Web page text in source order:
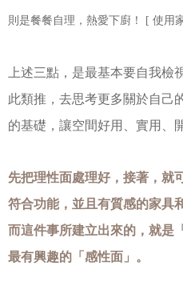
則是餐餐自理，熱愛下廚！ [ 使用
上述三點，是最基本要自我檢
此類推，去思考更多關於自己
的基礎，讓空間好用、實用、
先把理性面處理好，接著，就
符合功能，並且有質感的家具
而這件事所建立出來的，就是
最有興趣的「感性面」。